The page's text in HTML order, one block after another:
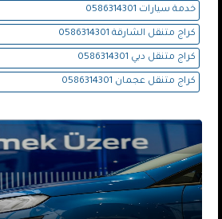
خدمة سيارات 0586314301
كراج متنقل الشارقة 0586314301
كراج متنقل دبي 0586314301
كراج متنقل عجمان 0586314301